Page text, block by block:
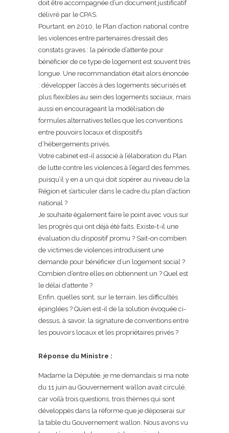
doit être accompagnée d’un document justificatif
délivré par le CPAS.
Pourtant, en 2010, le Plan d’action national contre
les violences entre partenaires dressait des
constats graves : la période d’attente pour
bénéficier de ce type de logement est souvent très
longue. Une recommandation était alors énoncée
: développer l’accès à des logements sécurisés et
plus flexibles au sein des logements sociaux, mais
aussi en encourageant la modélisation de
formules alternatives telles que les conventions
entre pouvoirs locaux et dispositifs
d’hébergements privés.
Votre cabinet est-il associé à l’élaboration du Plan
de lutte contre les violences à l’égard des femmes,
puisqu’il y en a un qui doit s’opérer au niveau de la
Région et s’articuler dans le cadre du plan d’action
national ?
Je souhaite également faire le point avec vous sur
les progrès qui ont déjà été faits. Existe-t-il une
évaluation du dispositif promu ? Sait-on combien
de victimes de violences introduisent une
demande pour bénéficier d’un logement social ?
Combien d’entre elles en obtiennent un ? Quel est
le délai d’attente ?
Enfin, quelles sont, sur le terrain, les difficultés
épinglées ? Qu’en est-il de la solution évoquée ci-
dessus, à savoir, la signature de conventions entre
les pouvoirs locaux et les propriétaires privés ?
Réponse du Ministre :
Madame la Députée, je me demandais si ma note
du 11 juin au Gouvernement wallon avait circulé,
car voilà trois questions, trois thèmes qui sont
développés dans la réforme que je déposerai sur
la table du Gouvernement wallon. Nous avons vu